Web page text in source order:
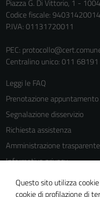
Piazza G. Di Vittorio, 1 -
Codice fiscale: 94031420014
P.IVA: 01131720011
PEC:
Centralino unico: 011 68191
Leggi le FAQ
Prenotazione appuntamento
Segnalazione disservizio
Richiesta assistenza
Amministrazione trasparente
Informativa privacy
Cookie Policy
Note legali
Questo sito utilizza
cookie di profilazione di